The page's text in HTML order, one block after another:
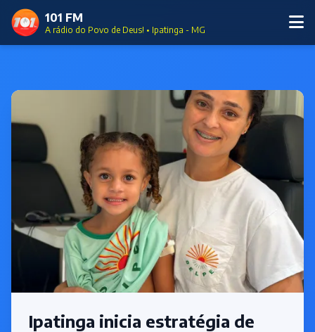
101 FM
A rádio do Povo de Deus! • Ipatinga - MG
Ipatinga inicia estratégia de